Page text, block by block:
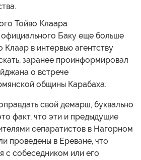
Тойво Клаара
Баку еще больше
в интервью агентству
заранее проинформировал
о встрече
общины Карабаха.
свой демарш, буквально
факт, что эти и предыдущие
сепаратистов в Нагорном
проведены в Ереване, что
с собеседником или его